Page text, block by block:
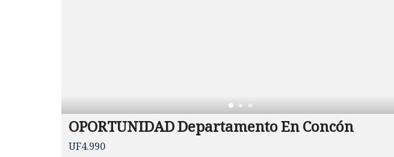
OPORTUNIDAD Departamento En Concón
UF4.990